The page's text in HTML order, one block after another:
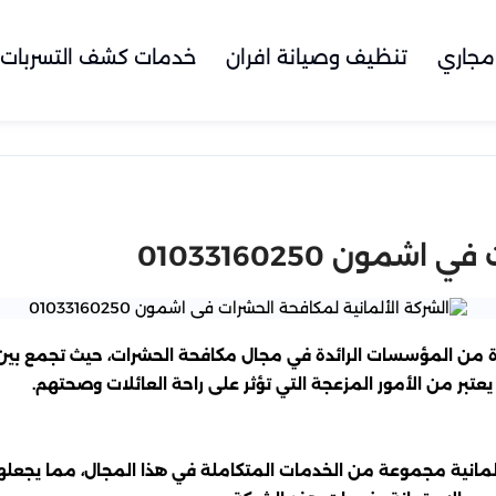
تنظيف وصيانة افران خدمات كشف التسربات
01033160250
من المؤسسات الرائدة في مجال مكافحة الحشرات، حيث تجمع بين
من الأمور المزعجة التي تؤثر على راحة العائلات وصحتهم.
مجموعة من الخدمات المتكاملة في هذا المجال، مما